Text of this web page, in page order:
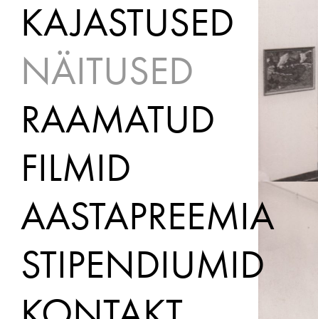
KAJASTUSED
NÄITUSED
RAAMATUD
FILMID
AASTAPREEMIA
STIPENDIUMID